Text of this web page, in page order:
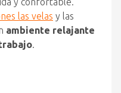
las velas y las
ambiente relajante
.